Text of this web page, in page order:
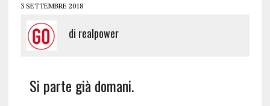
3 SETTEMBRE 2018
di realpower
Si parte già domani.